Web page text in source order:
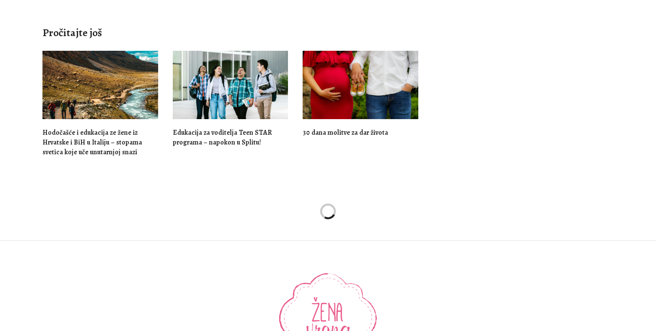
Pročitajte još
Hodočašće i edukacija ze žene iz
Hrvatske i BiH u Italiju – stopama
svetica koje uče unutarnjoj snazi
Edukacija za voditelja Teen STAR
programa – napokon u Splitu!
30 dana molitve za dar života